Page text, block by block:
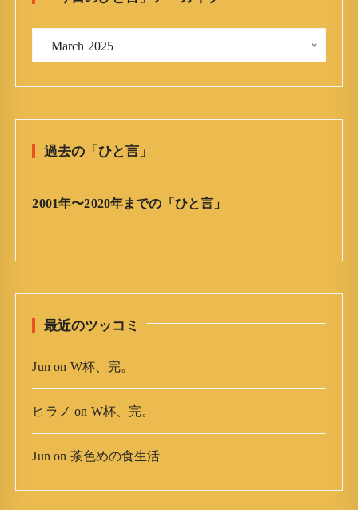
ひ
言
ア
March 2025
過去の「ひと言」
2001年〜2020年までの「ひと言」
最近のツッコミ
Jun on W杯、完。
ヒラノ on W杯、完。
Jun on 茶色めの食生活